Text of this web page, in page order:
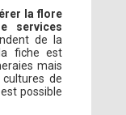
la flore
services
de la
fiche est
mais
de
possible